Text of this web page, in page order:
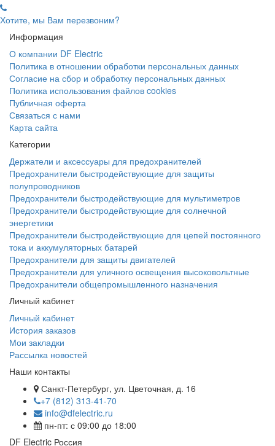
Хотите, мы Вам перезвоним?
Информация
О компании DF Electric
Политика в отношении обработки персональных данных
Согласие на сбор и обработку персональных данных
Политика использования файлов cookies
Публичная оферта
Связаться с нами
Карта сайта
Категории
Держатели и аксессуары для предохранителей
Предохранители быстродействующие для защиты
полупроводников
Предохранители быстродействующие для мультиметров
Предохранители быстродействующие для солнечной
энергетики
Предохранители быстродействующие для цепей постоянного
тока и аккумуляторных батарей
Предохранители для защиты двигателей
Предохранители для уличного освещения высоковольтные
Предохранители общепромышленного назначения
Личный кабинет
Личный кабинет
История заказов
Мои закладки
Рассылка новостей
Наши контакты
Санкт-Петербург, ул. Цветочная, д. 16
+7 (812) 313-41-70
info@dfelectric.ru
пн-пт: с 09:00 до 18:00
DF Electric Россия